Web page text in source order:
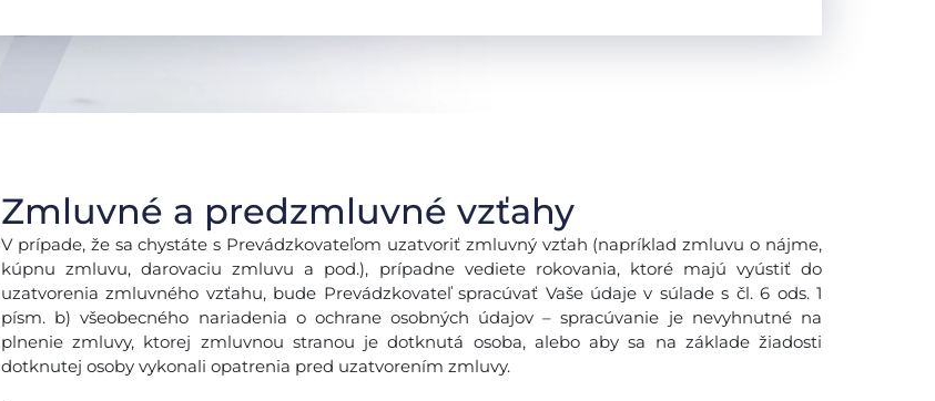
Zmluvné a predzmluvné vzťahy
V prípade, že sa chystáte s Prevádzkovateľom uzatvoriť zmluvný vzťah (napríklad zmluvu o nájme,
kúpnu zmluvu, darovaciu zmluvu a pod.), prípadne vediete rokovania, ktoré majú vyústiť do
uzatvorenia zmluvného vzťahu, bude Prevádzkovateľ spracúvať Vaše údaje v súlade s čl. 6 ods. 1
písm. b) všeobecného nariadenia o ochrane osobných údajov – spracúvanie je nevyhnutné na
plnenie zmluvy, ktorej zmluvnou stranou je dotknutá osoba, alebo aby sa na základe žiadosti
dotknutej osoby vykonali opatrenia pred uzatvorením zmluvy.